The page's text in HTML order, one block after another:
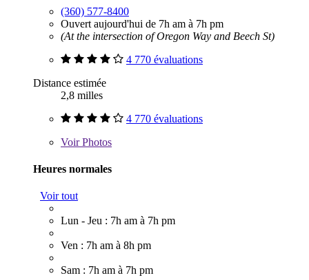
(360) 577-8400
Ouvert aujourd'hui de 7h am à 7h pm
(At the intersection of Oregon Way and Beech St)
4 770 évaluations
Distance estimée
2,8 milles
4 770 évaluations
VoirPhotos
Heures normales
Voir tout
Lun - Jeu : 7h am à 7h pm
Ven : 7h am à 8h pm
Sam : 7h am à 7h pm